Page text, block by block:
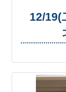
12/19(